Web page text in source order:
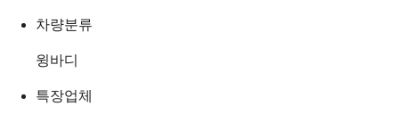
차량분류
윙바디
특장업체